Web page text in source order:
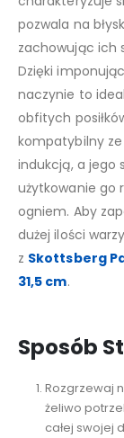
pozwala na
zachowując ich
Dzięki
naczynie to
obfitych
kompatybilny
indukcją, a jego
użytkowanie go
ogniem. Aby
dużej ilości
z Skottsberg
31,5 cm.
Sposób
Rozgrzewaj
żeliwo
całej swojej